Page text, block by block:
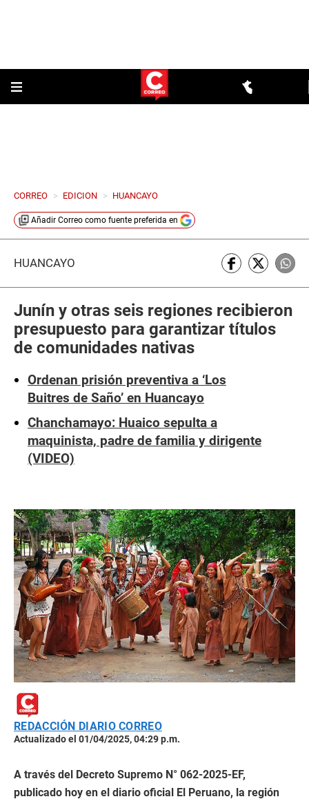
CORREO > EDICION > HUANCAYO
Añadir Correo como fuente preferida en
HUANCAYO
Junín y otras seis regiones recibieron
presupuesto para garantizar títulos
de comunidades nativas
Ordenan prisión preventiva a ‘Los
Buitres de Saño’ en Huancayo
Chanchamayo: Huaico sepulta a
maquinista, padre de familia y dirigente
(VIDEO)
REDACCIÓN DIARIO CORREO
Actualizado el 01/04/2025, 04:29 p.m.
A través del Decreto Supremo N° 062-2025-EF,
publicado hoy en el diario oficial El Peruano, la región